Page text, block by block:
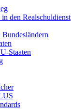
den Realschuldienst
Bundesländern
Staaten